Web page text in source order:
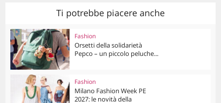
Ti potrebbe piacere anche
Fashion
Orsetti della solidarietà
Pepco – un piccolo peluche...
Fashion
Milano Fashion Week PE
2027: le novità della